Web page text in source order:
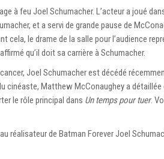
à feu Joel Schumacher. L’acteur a joué
et a servi de grande pause de
cela, le drame de la salle pour l’audience
qu’il doit sa carrière à Schumacher.
Joel Schumacher est décédé
cinéaste, Matthew McConaughey a détaillée
le rôle principal dans Un temps pour tuer.
réalisateur de Batman Forever Joel